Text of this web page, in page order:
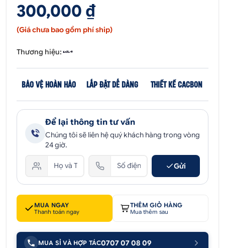
300,000 ₫
(Giá chưa bao gồm phí ship)
Thương hiệu:
BẢO VỆ HOÀN HẢO LẮP ĐẶT DỄ DÀNG THIẾT KẾ CACBON
Để lại thông tin tư vấn
Chúng tôi sẽ liên hệ quý khách hàng trong vòng
24 giờ.
Gửi
MUA NGAY
Thanh toán ngay
THÊM GIỎ HÀNG
Mua thêm sau
MUA SỈ VÀ HỢP TÁC0707 07 08 09